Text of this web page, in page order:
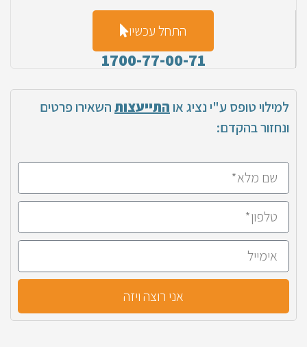
התחל עכשיו
1700-77-00-71
למילוי טופס ע"י נציג אוהתייעצותהשאירו פרטים
ונחזור בהקדם:
אני רוצה ויזה